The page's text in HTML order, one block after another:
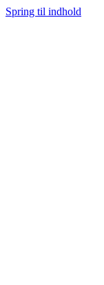
Spring til indhold